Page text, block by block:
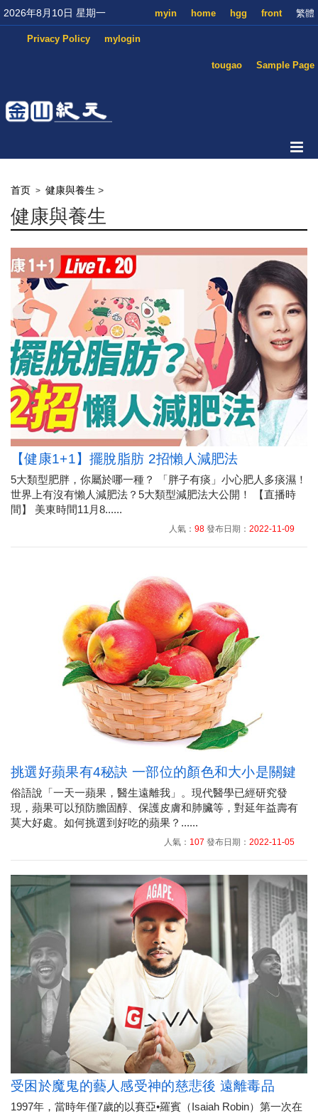
2026年8月10日 星期一 繁體
front
hgg
home
myin
mylogin
Privacy Policy
Sample Page
tougao
首页 > 健康與養生 >
健康與養生
【健康1+1】擺脫脂肪 2招懶人減肥法
5大類型肥胖，你屬於哪一種？ 「胖子有痰」小心肥人多痰濕！
世界上有沒有懶人減肥法？5大類型減肥法大公開！ 【直播時
間】 美東時間11月8......
人氣： 98 發布日期： 2022-11-09
挑選好蘋果有4秘訣 一部位的顏色和大小是關鍵
俗語說「一天一蘋果，醫生遠離我」。現代醫學已經研究發
現，蘋果可以預防膽固醇、保護皮膚和肺臟等，對延年益壽有
莫大好處。如何挑選到好吃的蘋果？......
人氣： 107 發布日期： 2022-11-05
受困於魔鬼的藝人感受神的慈悲後 遠離毒品
1997年，當時年僅7歲的以賽亞•羅賓（Isaiah Robin）第一次在